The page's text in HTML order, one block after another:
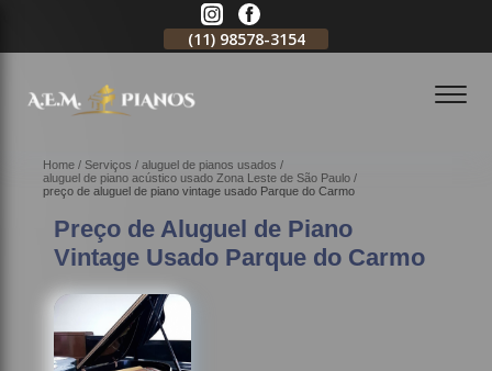
(11) 98578-3154
Home Serviços
aluguel de pianos usados
aluguel de piano acústico usado Zona Leste de São Paulo
preço de aluguel de piano vintage usado Parque do Carmo
Preço de Aluguel de Piano
Vintage Usado Parque do Carmo